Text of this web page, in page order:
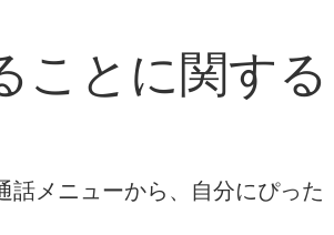
ことに関する
メニューから、自分にぴった